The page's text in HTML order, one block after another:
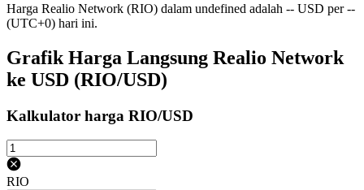
Harga Realio Network (RIO) dalam undefined adalah -- USD per --
(UTC+0) hari ini.
Grafik Harga Langsung Realio Network
ke USD (RIO/USD)
Kalkulator harga RIO/USD
RIO